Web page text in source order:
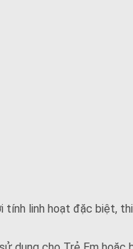
tính linh hoạt đặc biệt,